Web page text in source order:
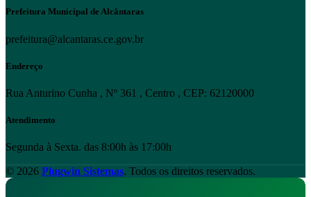
Prefeitura Municipal de Alcântaras
prefeitura@alcantaras.ce.gov.br
Endereço
Rua Anturino Cunha , Nº 361 , Centro , CEP: 62120000
Atendimento
Segunda à Sexta. das 8:00h às 17:00h
© 2026 Plugwin Sistemas. Todos os direitos reservados.